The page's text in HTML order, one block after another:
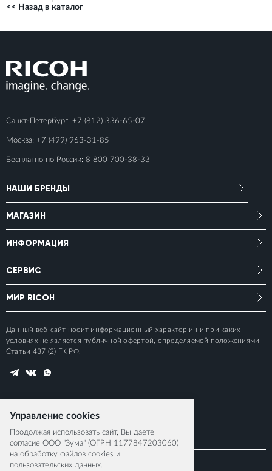
<< Назад в каталог
Санкт-Петербург: +7 (812) 336-65-07
Москва: +7 (499) 963-31-85
Бесплатно по России: 8 800 700-38-33
НАШИ БРЕНДЫ
МАГАЗИН
ИНФОРМАЦИЯ
СЕРВИС
МИР RICOH
Данный веб-сайт носит информационный характер и ни при каких
условиях не является публичной офертой, определяемой положениями
Статьи 437 (2) ГК РФ.
© 2015-2026 RICOH IMAGING EUROPE S.A.S
Управление cookies
Продолжая использовать сайт, Вы даете
согласие ООО "Зума" (ОГРН 1177847203060)
на обработку файлов cookies и
пользовательских данных.